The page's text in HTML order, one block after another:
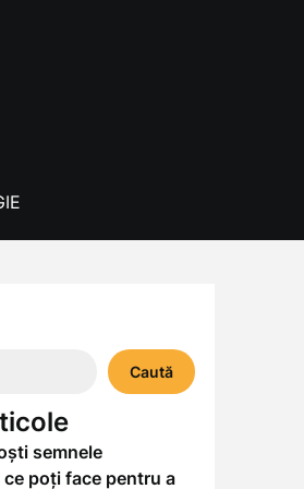
Caută
semnele
poți face pentru a